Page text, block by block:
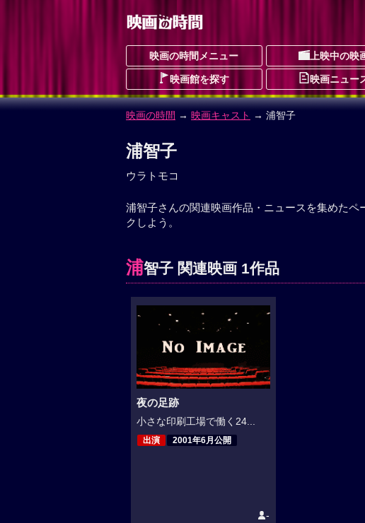
映画の時間メニュー 上映中の映
映画館を探す 映画ニュー
映画の時間 → 映画キャスト → 浦智子
浦智子
ウラトモコ
浦智子さんの関連映画作品・ニュースを集めた
クしよう。
浦智子 関連映画 1作品
夜の足跡
小さな印刷工場で働く24...
出演 2001年6月公開
-